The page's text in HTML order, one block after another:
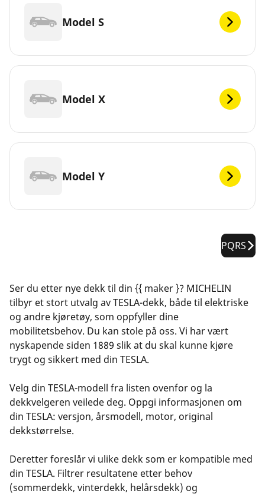
Model S
Model X
Model Y
PQRS
Ser du etter nye dekk til din {{ maker }? MICHELIN
tilbyr et stort utvalg av TESLA-dekk, både til elektriske
og andre kjøretøy, som oppfyller dine
mobilitetsbehov. Du kan stole på oss. Vi har vært
nyskapende siden 1889 slik at du skal kunne kjøre
trygt og sikkert med din TESLA.
Velg din TESLA-modell fra listen ovenfor og la
dekkvelgeren veilede deg. Oppgi informasjonen om
din TESLA: versjon, årsmodell, motor, original
dekkstørrelse.
Deretter foreslår vi ulike dekk som er kompatible med
din TESLA. Filtrer resultatene etter behov
(sommerdekk, vinterdekk, helårsdekk) og